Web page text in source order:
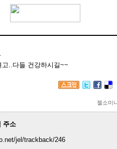
..다들 건강하시길~~
젤소미
주소
jel/trackback/246